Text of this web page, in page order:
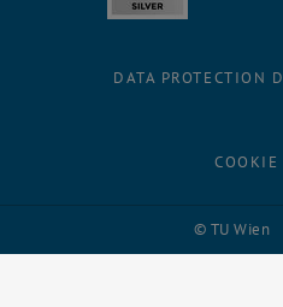
© TU Wien
DATA PROTECTION
COOKIE